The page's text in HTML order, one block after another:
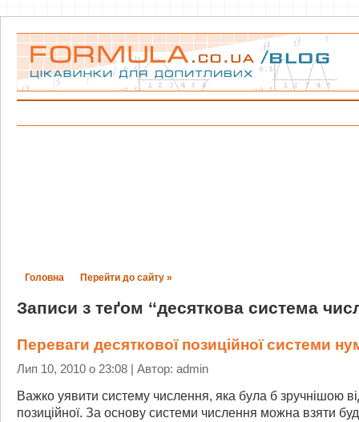
Головна Перейти до сайту »
Записи з теґом ‘‘десяткова система
Переваги десяткової позиційної системи
Лип 10, 2010 о 23:08 | Автор: admin
Важко уявити систему числення, яка була б зручнішою
позиційної. За основу системи числення можна взяти